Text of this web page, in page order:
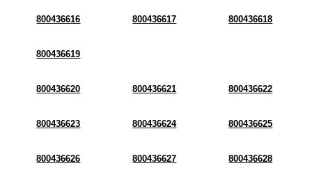
800436616 800436617 800436618
800436619
800436620 800436621 800436622
800436623 800436624 800436625
800436626 800436627 800436628